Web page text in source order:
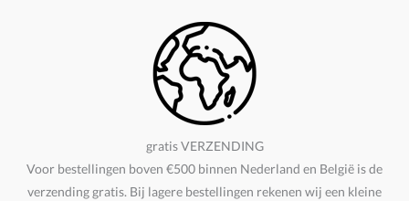
gratis VERZENDING
Voor bestellingen boven €500 binnen Nederland en België is de
verzending gratis. Bij lagere bestellingen rekenen wij een kleine